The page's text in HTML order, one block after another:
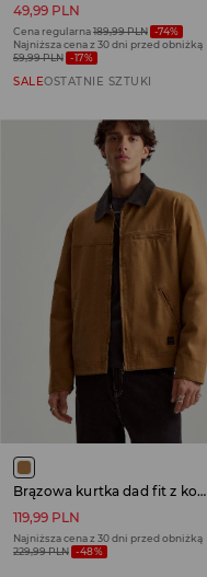
49,99 PLN
Cena regularna189,99 PLN -74%
Najniższa cena z 30 dni przed obniżką
59,99 PLN -17%
SALEOSTATNIE SZTUKI
Brązowa kurtka dad fit z kołnierzem
119,99 PLN
Najniższa cena z 30 dni przed obniżką
229,99 PLN -48%